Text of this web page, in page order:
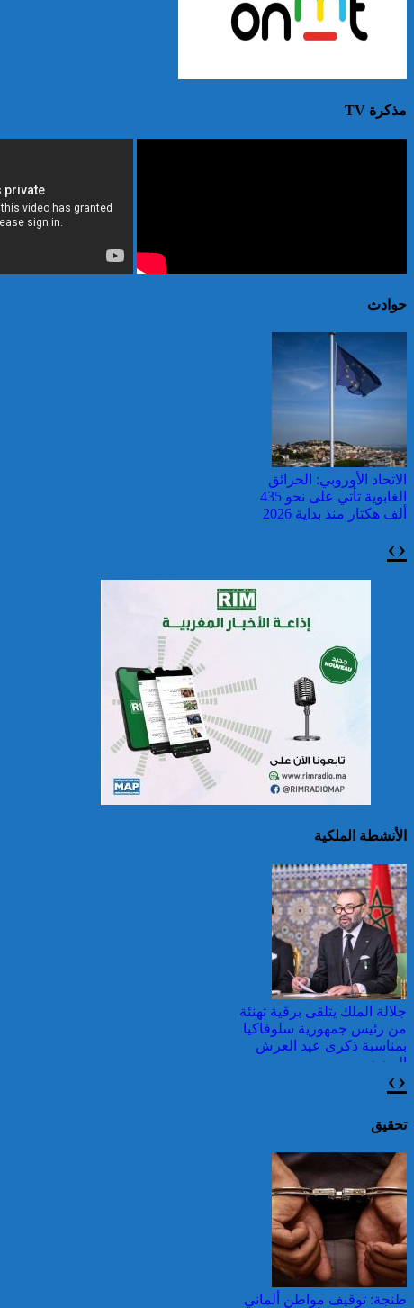
مذكرة TV
حوادث
الاتحاد الأوروبي: الحرائق
الغابوية تأتي على نحو 435
ألف هكتار منذ بداية 2026
سريلانكا: إغلاق بعض
المدارس في مناطق جبلية
الصين تصدر إنذارين
لمواجهة العواصف المطيرة
وطقس شديد الحمل
الحراري
مكافحة حريق في شمال
قرابة ألف حريق في غابات
كندا وسحب الدخان تصل
‹
›
الأنشطة الملكية
جلالة الملك يتلقى برقية تهنئة
من رئيس جمهورية سلوفاكيا
بمناسبة ذكرى عيد العرش
المجيد
عيد العرش: جلالة الملك
يتوصل ببرقية تهنئة من رئيس
الفلبين
‹
›
تحقيق
طنجة: توقيف مواطن ألماني